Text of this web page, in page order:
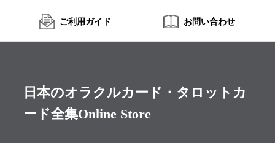
ご利用ガイド お問い合わせ
日本のオラクルカード・タロットカ
ード全集Online Store